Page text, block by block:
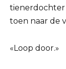
tienerdochter
toen naar de
«Loop door.»